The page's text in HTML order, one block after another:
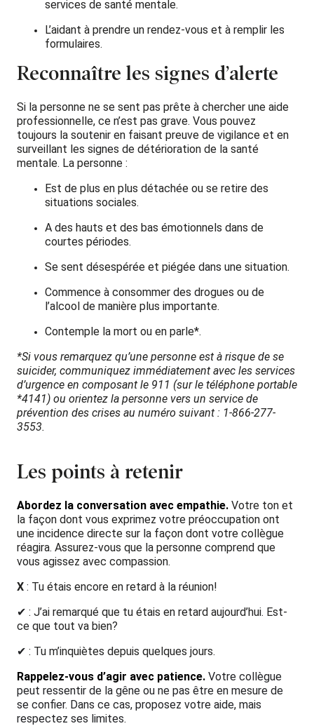
services de santé mentale.
L’aidant à prendre un rendez-vous et à remplir les
formulaires.
Reconnaître les signes d’alerte
Si la personne ne se sent pas prête à chercher une aide
professionnelle, ce n’est pas grave. Vous pouvez
toujours la soutenir en faisant preuve de vigilance et en
surveillant les signes de détérioration de la santé
mentale. La personne :
Est de plus en plus détachée ou se retire des
situations sociales.
A des hauts et des bas émotionnels dans de
courtes périodes.
Se sent désespérée et piégée dans une situation.
Commence à consommer des drogues ou de
l’alcool de manière plus importante.
Contemple la mort ou en parle*.
*Si vous remarquez qu’une personne est à risque de se
suicider, communiquez immédiatement avec les services
d’urgence en composant le 911 (sur le téléphone portable
*4141) ou orientez la personne vers un service de
prévention des crises au numéro suivant : 1-866-277-
3553.
Les points à retenir
Abordez la conversation avec empathie. Votre ton et
la façon dont vous exprimez votre préoccupation ont
une incidence directe sur la façon dont votre collègue
réagira. Assurez-vous que la personne comprend que
vous agissez avec compassion.
X : Tu étais encore en retard à la réunion!
✔ : J’ai remarqué que tu étais en retard aujourd’hui. Est-
ce que tout va bien?
✔ : Tu m’inquiètes depuis quelques jours.
Rappelez-vous d’agir avec patience. Votre collègue
peut ressentir de la gêne ou ne pas être en mesure de
se confier. Dans ce cas, proposez votre aide, mais
respectez ses limites.